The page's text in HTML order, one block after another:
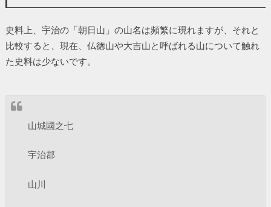
史料上、宇治の「朝日山」の山名は頻繁に現れますが、それと
比較すると、現在、仏徳山や大吉山と呼ばれる山について触れ
た史料は少ないです。
山城國之七
宇治郡
山川